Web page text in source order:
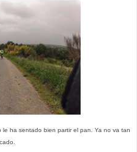
le ha sentado bien partir el pan. Ya no va tan